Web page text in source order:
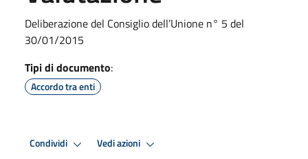
Deliberazione del Consiglio dell’Unione n° 5 del
30/01/2015
Tipi di documento:
Accordo tra enti
Condividi Vedi azioni